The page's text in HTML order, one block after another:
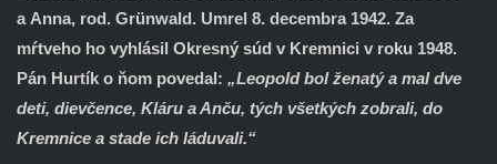
a Anna, rod. Grünwald. Umrel 8. decembra 1942. Za
mŕtveho ho vyhlásil Okresný súd v Kremnici v roku 1948.
Pán Hurtík o ňom povedal: „Leopold bol ženatý a mal dve
deti, dievčence, Kláru a Anču, tých všetkých zobrali, do
Kremnice a stade ich láduvali.“